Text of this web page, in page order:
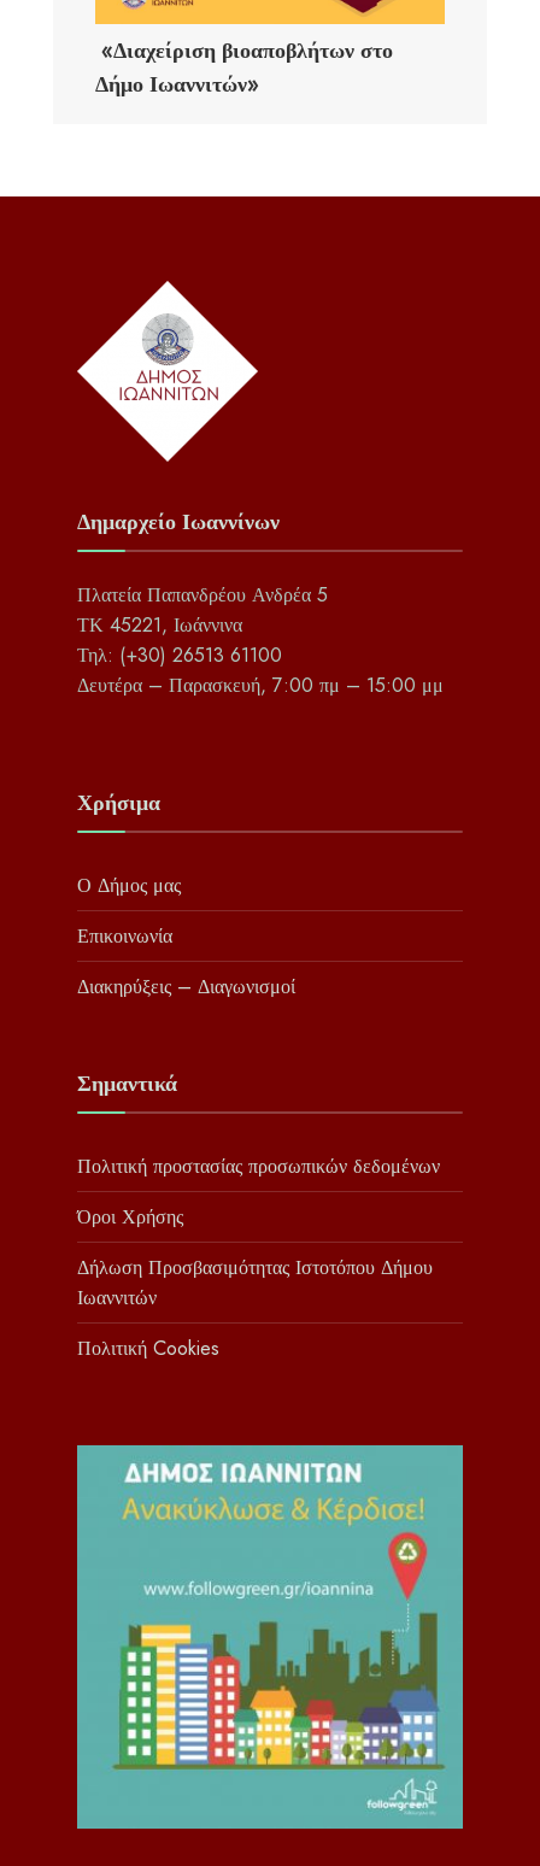
«Διαχείριση βιοαποβλήτων στο
Δήμο Ιωαννιτών»
Δημαρχείο Ιωαννίνων
Πλατεία Παπανδρέου Ανδρέα 5
ΤΚ 45221, Ιωάννινα
Τηλ: (+30) 26513 61100
Δευτέρα – Παρασκευή, 7:00 πμ – 15:00 μμ
Χρήσιμα
Ο Δήμος μας
Επικοινωνία
Διακηρύξεις – Διαγωνισμοί
Σημαντικά
Πολιτική προστασίας προσωπικών δεδομένων
Όροι Χρήσης
Δήλωση Προσβασιμότητας Ιστοτόπου Δήμου
Ιωαννιτών
Πολιτική Cookies